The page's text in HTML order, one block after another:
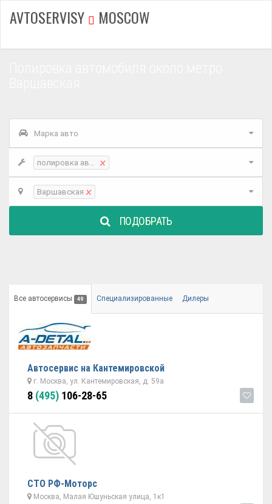
AVTOSERVISY MOSCOW
Марка авто
полировка автомобиля
×
Варшавская ×
ПОДОБРАТЬ
Все автосервисы 49 Специализированные Дилеры
Автосервис на Кантемировской
г. Москва, ул. Кантемировская, д. 59а
8 (495) 106-28-65
СТО РФ-Моторс
Москва, Малая Юшуньская улица, 1к1